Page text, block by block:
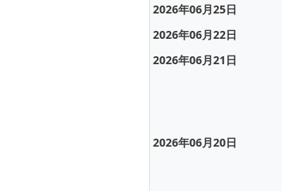
2026年06月25日
2026年06月22日
2026年06月21日
2026年06月20日